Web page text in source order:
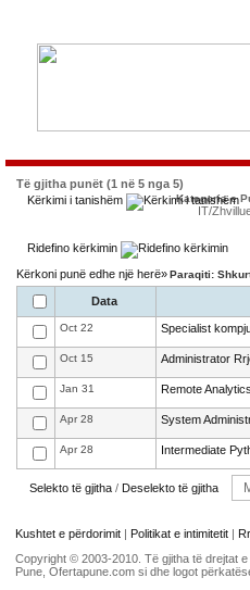
Të gjitha punët (1 në 5 nga 5)
Kërkimi i tanishëm
Kategoria e
IT/
Ridefino kërkimin
Kërkoni punë edhe një herë»Paraqiti:
Data
Oct 22 Specialist
Oct 15 Administrator
Jan 31 Remote
Apr 28 System
Apr 28 Intermediate
Selekto të gjitha / Deselekto të gjitha
Kushtet e përdorimit | Politikat e intimitetit |
Copyright © 2003-2010. Të gjitha të drejtat
Pune, Ofertapune.com si dhe logot